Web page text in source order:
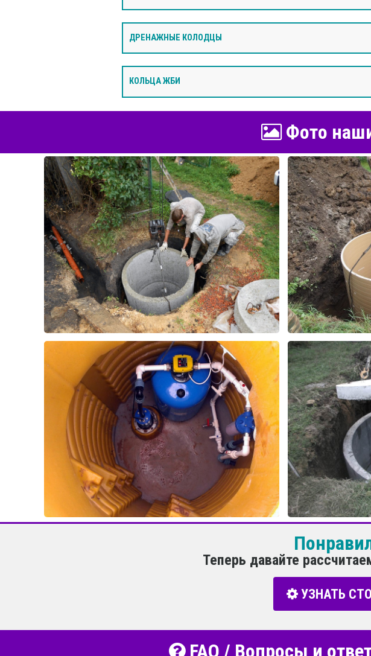
ДРЕНАЖНЫЕ КОЛОДЦЫ
КОЛЬЦА ЖБИ
Фото
Теперь давайте
УЗНАТЬ
FAQ / Вопросы и